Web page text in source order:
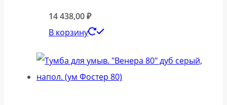
14 438,00₽
В корзину